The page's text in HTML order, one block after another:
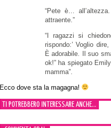
“Pete è…
attraente.”
“I ragazzi si
rispondo:’ Voglio
È adorabile. Il suo
ok!” ha spiegato
mamma”.
Ecco dove sta la magagna!
TI POTREBBERO INTERESSARE ANCHE...